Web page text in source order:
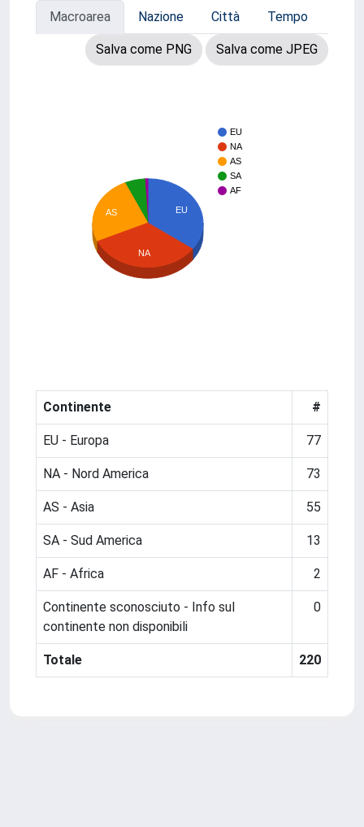
Macroarea Nazione Città Tempo
Salva come PNG Salva come JPEG
EU
NA
AS
SA
AF
EU
AS
NA
Continente #
EU - Europa 77
NA - Nord America 73
AS - Asia 55
SA - Sud America 13
AF - Africa 2
Continente sconosciuto - Info sul
continente non disponibili
0
Totale 220